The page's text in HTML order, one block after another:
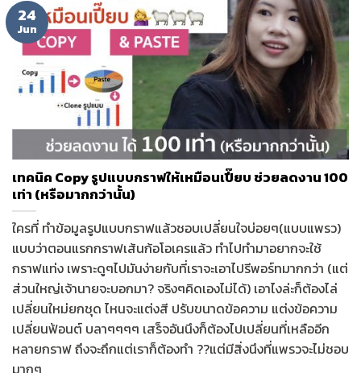
เทคนิค Copy รูปแบบกราฟให้เหมือนเปี๊ยบ ช่วยลดงาน 100
เท่า (หรือมากกว่านั้น)
ใครที่ ทำข้อมูลรูปแบบกราฟแล้วชอบเปลี่ยนใจบ่อยๆ(แบบแพรว)
แบบว่าตอนแรกกราฟเส้นก้อโอเครแล้ว ทำไปทำมาอยากจะใช้
กราฟแท่ง เพราะดูๆไปมันง่ายกับที่เราจะเอาไปรีพอร์ทมากกว่า (แต่
ส่วนใหญ่เจ้านายจะบอกมา? จริงๆคิดเองไม่ได้) เอาไงล่ะก็ต้องไล่
เปลี่ยนใหม่ยกชุด ไหนจะแต่งสี ปรับขนาดข้อความ แต่งข้อความ
เปลี่ยนฟ้อนต์ บลาๆๆๆๆ เสร็จอันนึงก็ต้องไปเปลี่ยนที่เหลืออีก
หลายกราฟ ถึงจะถึกแต่เราก็ต้องทำ ??แต่มีสิ่งนึงที่แพรวจะไม่ชอบ
มากๆ
24
Jun